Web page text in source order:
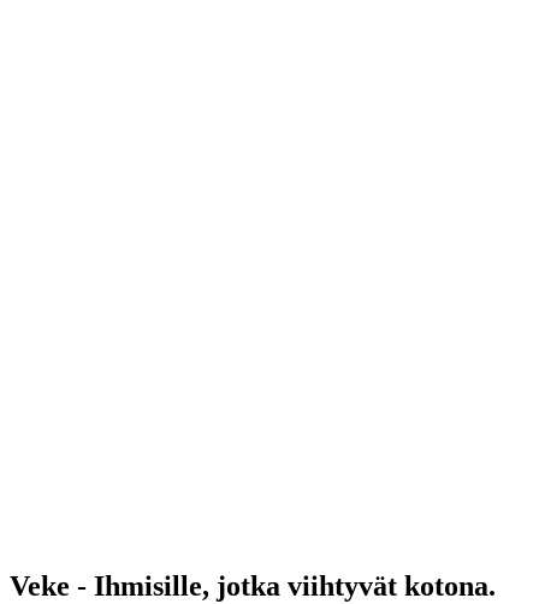
Veke - Ihmisille, jotka viihtyvät kotona.